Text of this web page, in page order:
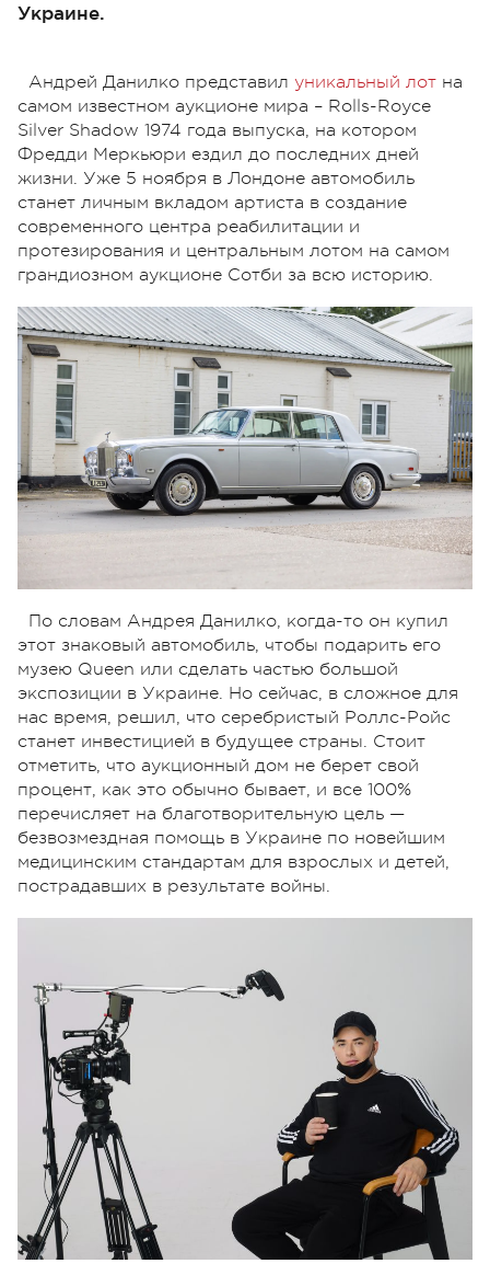
Украине.
Андрей Данилко представил уникальный лот на
самом известном аукционе мира – Rolls-Royce
Silver Shadow 1974 года выпуска, на котором
Фредди Меркьюри ездил до последних дней
жизни. Уже 5 ноября в Лондоне автомобиль
станет личным вкладом артиста в создание
современного центра реабилитации и
протезирования и центральным лотом на самом
грандиозном аукционе Сотби за всю историю.
По словам Андрея Данилко, когда-то он купил
этот знаковый автомобиль, чтобы подарить его
музею Queen или сделать частью большой
экспозиции в Украине. Но сейчас, в сложное для
нас время, решил, что серебристый Роллс-Ройс
станет инвестицией в будущее страны. Стоит
отметить, что аукционный дом не берет свой
процент, как это обычно бывает, и все 100%
перечисляет на благотворительную цель —
безвозмездная помощь в Украине по новейшим
медицинским стандартам для взрослых и детей,
пострадавших в результате войны.